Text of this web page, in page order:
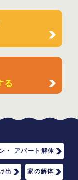
る
・ アパート解体
出 家の解体